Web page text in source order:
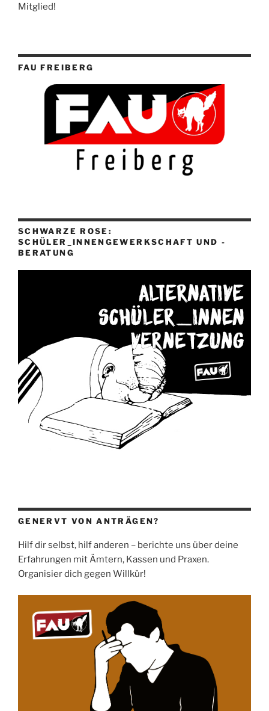
Mitglied!
FAU FREIBERG
SCHWARZE ROSE:
SCHÜLER_INNENGEWERKSCHAFT UND -
BERATUNG
GENERVT VON ANTRÄGEN?
Hilf dir selbst, hilf anderen – berichte uns über deine
Erfahrungen mit Ämtern, Kassen und Praxen.
Organisier dich gegen Willkür!